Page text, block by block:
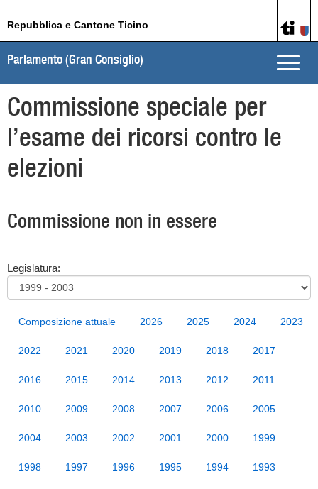
Repubblica e Cantone Ticino
Toggle
Parlamento (Gran Consiglio)
Commissione speciale per
l’esame dei ricorsi contro le
elezioni
Commissione non in essere
Legislatura:
Composizione attuale 2026 2025 2024 2023
2022 2021 2020 2019 2018 2017
2016 2015 2014 2013 2012 2011
2010 2009 2008 2007 2006 2005
2004 2003 2002 2001 2000 1999
1998 1997 1996 1995 1994 1993